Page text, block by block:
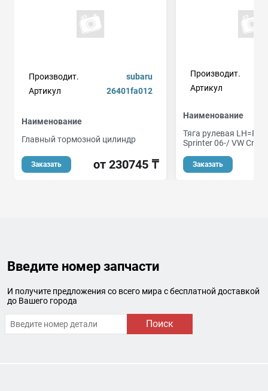
Производит.
subaru
Артикул
26401fa012
Наименование
Главный тормозной цилиндр
Заказать от 230745 ₸
Производит.
Артикул
Наименование
Тяга рулевая LH=RH
Sprinter 06-/ VW Craft
Заказать
Введите номер запчасти
И получите предложения со всего мира с бесплатной доставкой
до Вашего города
Поиск